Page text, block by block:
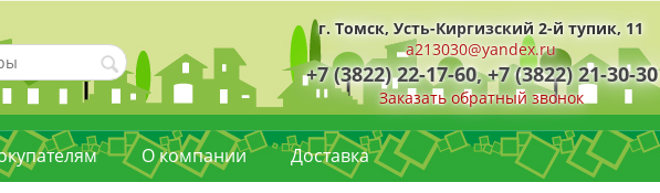
г. Томск, Усть-Киргизский 2-й тупик, 11
a213030@yandex.ru
+7 (3822) 22-17-60, +7 (3822) 21-30-30
Заказать обратный звонок
О компании Доставка